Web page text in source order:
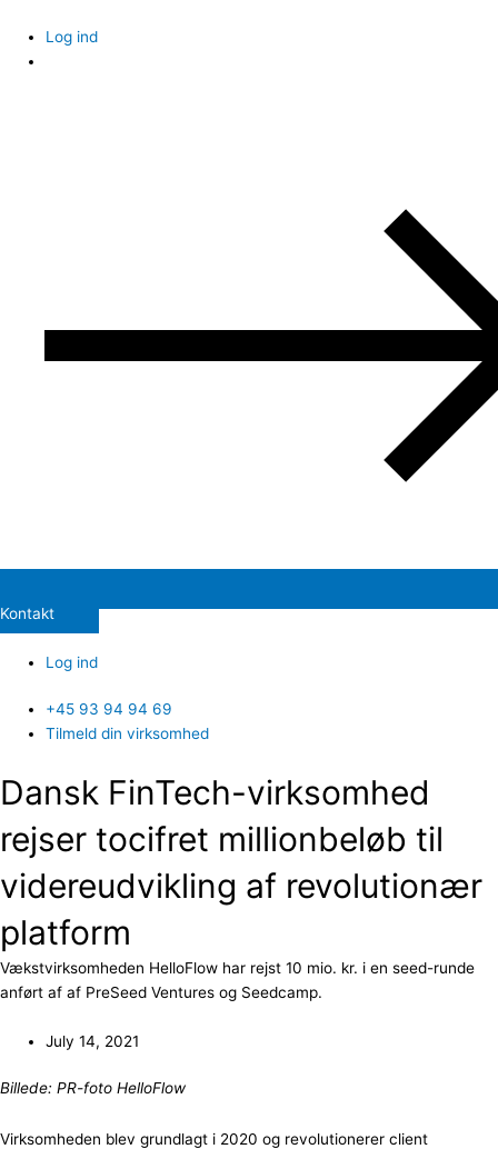
content
Log ind
Kontakt
Log ind
+45 93 94 94 69
Tilmeld din virksomhed
Dansk FinTech-virksomhed
rejser tocifret millionbeløb til
videreudvikling af revolutionær
platform
Vækstvirksomheden HelloFlow har rejst 10 mio. kr. i en seed-runde
anført af af PreSeed Ventures og Seedcamp.
July 14, 2021
Billede: PR-foto HelloFlow
Virksomheden blev grundlagt i 2020 og revolutionerer client